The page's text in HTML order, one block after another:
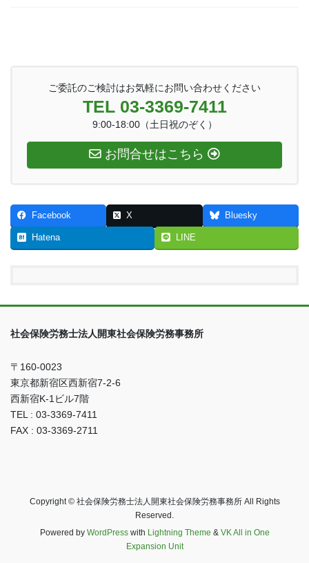
ご委託のご検討はお気軽にお問い合わせください
TEL 03-3369-7411
9:00-18:00（土日祝のぞく）
お問合せはこちら
Facebook X Bluesky
Hatena LINE
社会保険労務士法人開東社会保険労務事務所
〒160-0023
東京都新宿区西新宿7-2-6
西新宿K-1ビル7階
TEL : 03-3369-7411
FAX : 03-3369-2711
Copyright © 社会保険労務士法人開東社会保険労務事務所 All Rights
Reserved.
Powered by WordPresswith Lightning Theme & VK All in One
Expansion Unit